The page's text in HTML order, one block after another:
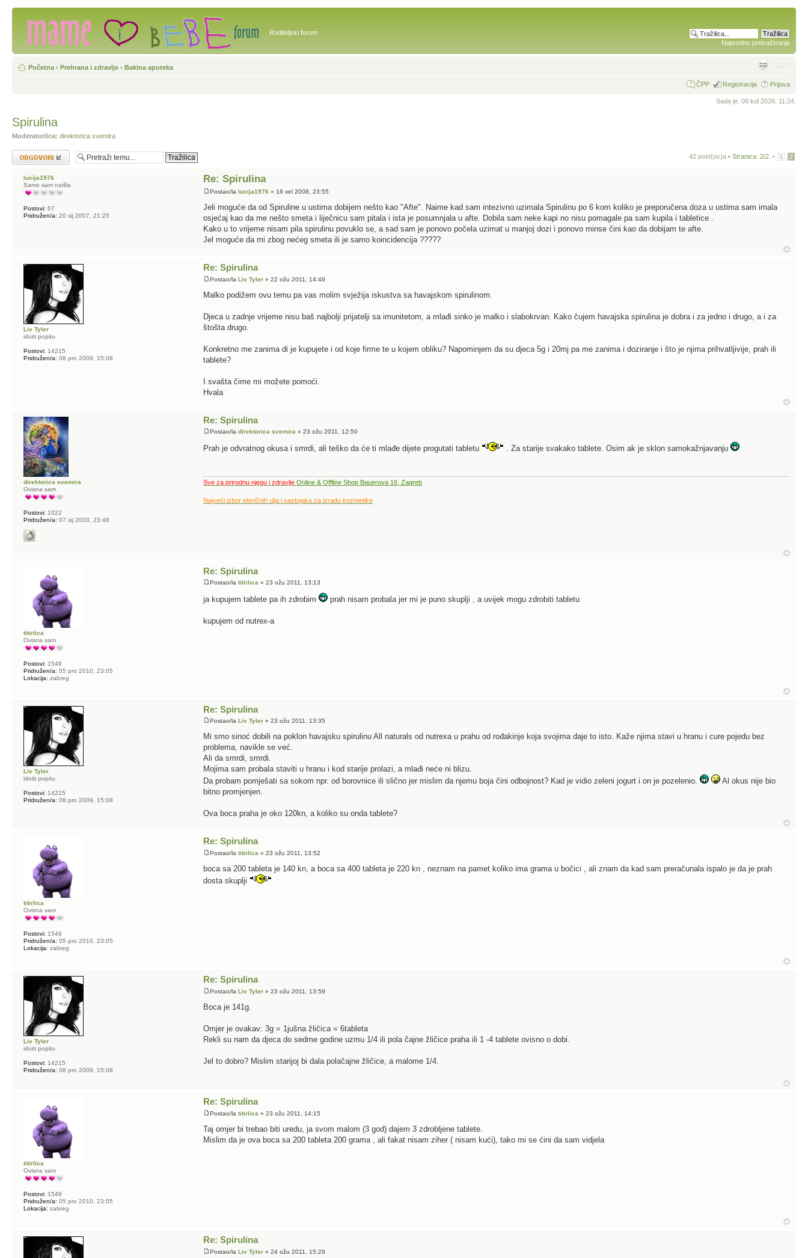
Roditeljski forum
Napredno pretraživanje
Početna ‹ Prehrana i zdravlje ‹ Bakina apoteka
ČPP Registracija Prijava
Sada je: 09 kol 2026, 11:24.
Spirulina
Moderator/ica: direktorica svemira
Odgovori 42 post(ov)a • Stranica: 2/2 • 1 2
Re: Spirulina
Postao/lalucija1976 » 16 vel 2008, 23:55
Jeli moguće da od Spiruline u ustima dobijem nešto kao "Afte". Naime kad sam intezivno uzimala Spirulinu po 6 kom koliko je preporučena doza u ustima sam imala
osjećaj kao da me nešto smeta i liječnicu sam pitala i ista je posumnjala u afte. Dobila sam neke kapi no nisu pomagale pa sam kupila i tabletice .
Kako u to vrijeme nisam pila spirulinu povuklo se, a sad sam je ponovo počela uzimat u manjoj dozi i ponovo minse čini kao da dobijam te afte.
Jel moguće da mi zbog nećeg smeta ili je samo koincidencija ?????
lucija1976
Samo sam naišla
Postovi: 67
Pridružen/a: 20 sij 2007, 21:25
Re: Spirulina
Postao/laLiv Tyler » 22 ožu 2011, 14:49
Malko podižem ovu temu pa vas molim svježija iskustva sa havajskom spirulinom.
Djeca u zadnje vrijeme nisu baš najbolji prijatelji sa imunitetom, a mlađi sinko je malko i slabokrvan. Kako čujem havajska spirulina je dobra i za jedno i drugo, a i za
štošta drugo.
Konkretno me zanima di je kupujete i od koje firme te u kojem obliku? Napominjem da su djeca 5g i 20mj pa me zanima i doziranje i što je njima prihvatljivije, prah ili
tablete?
I svašta čime mi možete pomoći.
Hvala
Liv Tyler
idoiti popitu
Postovi: 14215
Pridružen/a: 08 pro 2009, 15:08
Re: Spirulina
Postao/ladirektorica svemira » 23 ožu 2011, 12:50
Prah je odvratnog okusa i smrdi, ali teško da će ti mlađe dijete progutati tabletu . Za starije svakako tablete. Osim ak je sklon samokažnjavanju
Sve za prirodnu njegu i zdravljeOnline & Offline Shop Bauerova 16, Zagreb
Najveći izbor eteričnih ulja i sastojaka za izradu kozmetike
direktorica svemira
Ovisna sam
Postovi: 1022
Pridružen/a: 07 sij 2003, 23:48
Re: Spirulina
Postao/latitirlica » 23 ožu 2011, 13:13
ja kupujem tablete pa ih zdrobim prah nisam probala jer mi je puno skuplji , a uvijek mogu zdrobiti tabletu
kupujem od nutrex-a
titirlica
Ovisna sam
Postovi: 1549
Pridružen/a: 05 pro 2010, 23:05
Lokacija: zabreg
Re: Spirulina
Postao/laLiv Tyler » 23 ožu 2011, 13:35
Mi smo sinoć dobili na poklon havajsku spirulinu All naturals od nutrexa u prahu od rođakinje koja svojima daje to isto. Kaže njima stavi u hranu i cure pojedu bez
problema, navikle se već.
Ali da smrdi, smrdi.
Mojima sam probala staviti u hranu i kod starije prolazi, a mlađi neće ni blizu.
Da probam pomješati sa sokom npr. od borovnice ili slično jer mislim da njemu boja čini odbojnost? Kad je vidio zeleni jogurt i on je pozelenio.
Al okus nije bio
bitno promjenjen.
Ova boca praha je oko 120kn, a koliko su onda tablete?
Liv Tyler
idoiti popitu
Postovi: 14215
Pridružen/a: 08 pro 2009, 15:08
Re: Spirulina
Postao/latitirlica » 23 ožu 2011, 13:52
boca sa 200 tableta je 140 kn, a boca sa 400 tableta je 220 kn , neznam na pamet koliko ima grama u bočici , ali znam da kad sam preračunala ispalo je da je prah
dosta skuplji
titirlica
Ovisna sam
Postovi: 1549
Pridružen/a: 05 pro 2010, 23:05
Lokacija: zabreg
Re: Spirulina
Postao/laLiv Tyler » 23 ožu 2011, 13:59
Boca je 141g.
Omjer je ovakav: 3g = 1jušna žličica = 6tableta
Rekli su nam da djeca do sedme godine uzmu 1/4 ili pola čajne žličice praha ili 1 -4 tablete ovisno o dobi.
Jel to dobro? Mislim starijoj bi dala polačajne žličice, a malome 1/4.
Liv Tyler
idoiti popitu
Postovi: 14215
Pridružen/a: 08 pro 2009, 15:08
Re: Spirulina
Postao/latitirlica » 23 ožu 2011, 14:15
Taj omjer bi trebao biti uredu, ja svom malom (3 god) dajem 3 zdrobljene tablete.
Mislim da je ova boca sa 200 tableta 200 grama , ali fakat nisam ziher ( nisam kući), tako mi se ćini da sam vidjela
titirlica
Ovisna sam
Postovi: 1549
Pridružen/a: 05 pro 2010, 23:05
Lokacija: zabreg
Re: Spirulina
Postao/laLiv Tyler » 24 ožu 2011, 15:29